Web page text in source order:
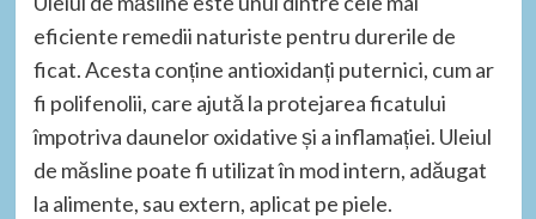
eficiente remedii naturiste pentru durerile de
ficat. Acesta conține antioxidanți puternici, cum ar
fi polifenolii, care ajută la protejarea ficatului
împotriva daunelor oxidative și a inflamației. Uleiul
de măsline poate fi utilizat în mod intern, adăugat
la alimente, sau extern, aplicat pe piele.